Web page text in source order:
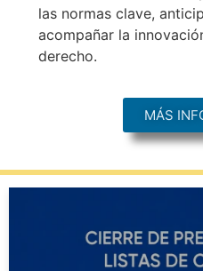
las normas clave,
acompañar la
derecho.
MÁS